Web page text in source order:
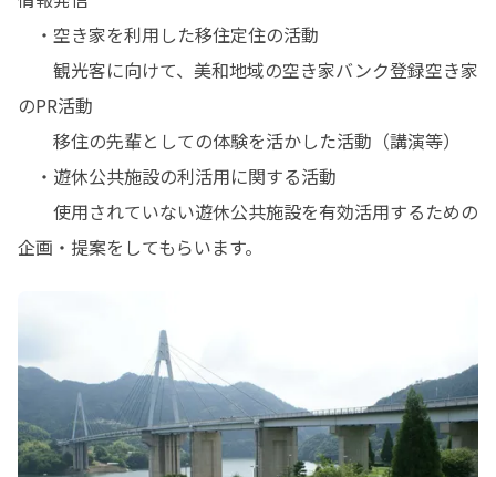
・空き家を利用した移住定住の活動
観光客に向けて、美和地域の空き家バンク登録空き家
のPR活動
移住の先輩としての体験を活かした活動（講演等）
・遊休公共施設の利活用に関する活動
使用されていない遊休公共施設を有効活用するための
企画・提案をしてもらいます。